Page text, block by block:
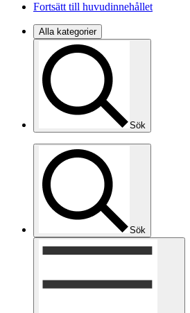
Fortsätt till huvudinnehållet
Alla kategorier
Sök
Sök